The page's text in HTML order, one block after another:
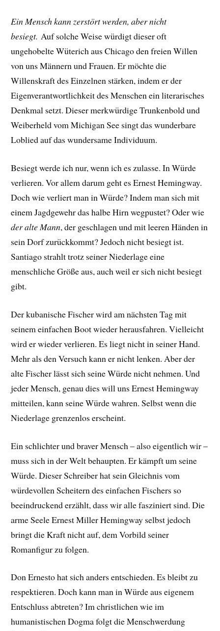
Ein Mensch kann zerstört werden, aber nicht
besiegt. Auf solche Weise würdigt dieser oft
ungehobelte Wüterich aus Chicago den freien Willen
von uns Männern und Frauen. Er möchte die
Willenskraft des Einzelnen stärken, indem er der
Eigenverantwortlichkeit des Menschen ein literarisches
Denkmal setzt. Dieser merkwürdige Trunkenbold und
Weiberheld vom Michigan See singt das wunderbare
Loblied auf das wundersame Individuum.
Besiegt werde ich nur, wenn ich es zulasse. In Würde
verlieren. Vor allem darum geht es Ernest Hemingway.
Doch wie verliert man in Würde?Indem man sich mit
einem Jagdgewehr das halbe Hirn wegpustet? Oderwie
der alte Mann, der geschlagen und mit leeren Händen in
sein Dorf zurückkommt? Jedoch nicht besiegt ist.
Santiago strahlt trotz seiner Niederlage eine
menschliche Größe aus, auch weil er sich nicht besiegt
gibt.
Der kubanische Fischer wird am nächsten Tag mit
seinem einfachen Boot wieder herausfahren. Vielleicht
wird er wieder verlieren. Es liegt nicht in seiner Hand.
Mehr als den Versuch kann er nicht lenken. Aber der
alte Fischer lässt sich seine Würde nicht nehmen. Und
jeder Mensch, genau dies will uns Ernest Hemingway
mitteilen, kann seine Würde wahren. Selbst wenn die
Niederlage grenzenlos erscheint.
Ein schlichter und braver Mensch – also eigentlich wir –
muss sich in der Welt behaupten. Er kämpft um seine
Würde. Dieser Schreiber hat sein Gleichnis vom
würdevollen Scheitern des einfachen Fischers so
beeindruckend erzählt, dass wir alle fasziniert sind. Die
arme Seele Ernest Miller Hemingway selbst jedoch
bringt die Kraft nicht auf, dem Vorbild seiner
Romanfigur zu folgen.
Don Ernesto hat sich anders entschieden. Es bleibt zu
respektieren. Doch kann man in Würde aus eigenem
Entschluss abtreten? Im christlichen wie im
humanistischen Dogma folgt die Menschwerdung